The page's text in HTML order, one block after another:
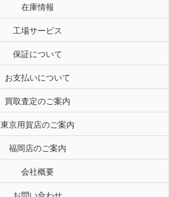
在庫情報
工場サービス
保証について
お支払いについて
買取査定のご案内
東京用賀店のご案内
福岡店のご案内
会社概要